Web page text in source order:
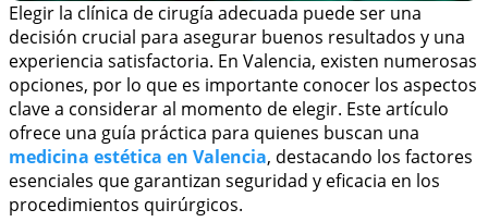
Elegir la clínica de cirugía adecuada puede ser una
decisión crucial para asegurar buenos resultados y una
experiencia satisfactoria. En Valencia, existen numerosas
opciones, por lo que es importante conocer los aspectos
clave a considerar al momento de elegir. Este artículo
ofrece una guía práctica para quienes buscan una
medicina estética en Valencia, destacando los factores
esenciales que garantizan seguridad y eficacia en los
procedimientos quirúrgicos.